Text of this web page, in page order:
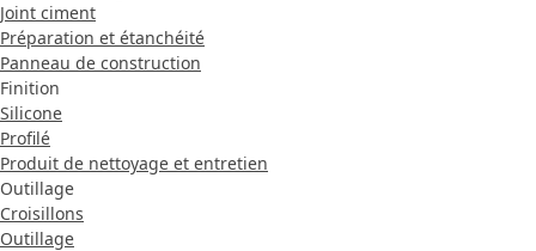
Joint ciment
Préparation et étanchéité
Panneau de construction
Finition
Silicone
Profilé
Produit de nettoyage et entretien
Outillage
Croisillons
Outillage